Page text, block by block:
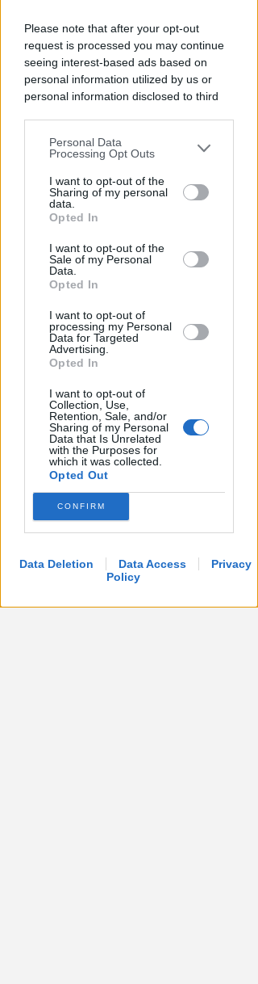
Please note that after your opt-out
request is processed you may continue
seeing interest-based ads based on
personal information utilized by us or
personal information disclosed to third
You may separately opt-out of the further
disclosure of your personal information
by third parties on the IAB’s list of
downstream participants.
by us to third parties on the IAB’s List of
Downstream Participants that may
further disclose it to other third parties.
Personal Data
Processing Opt Outs
I want to opt-out of the
Sharing of my personal
data.
Opted In
I want to opt-out of the
Sale of my Personal
Data.
Opted In
I want to opt-out of
processing my Personal
Data for Targeted
Advertising.
Opted In
I want to opt-out of
Collection, Use,
Retention, Sale, and/or
Sharing of my Personal
Data that Is Unrelated
with the Purposes for
which it was collected.
Opted Out
CONFIRM
Data Deletion Data Access
Privacy
Policy
I GENITORI ORIGINARI DI RIMINI
Muore a 19 anni Tommaso
Ugolini, nipote della consigliera
Redazione
UN 2026 SPARTIACQUE
Un semestre in crescita.
Presente, futuro e "nodi" da
affrontare per l'aeroporto
diAndrea Polazzi